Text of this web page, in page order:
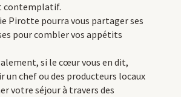
contemplatif.
Pirotte pourra vous partager ses
pour combler vos appétits
si le cœur vous en dit,
un chef ou des producteurs locaux
votre séjour à travers des